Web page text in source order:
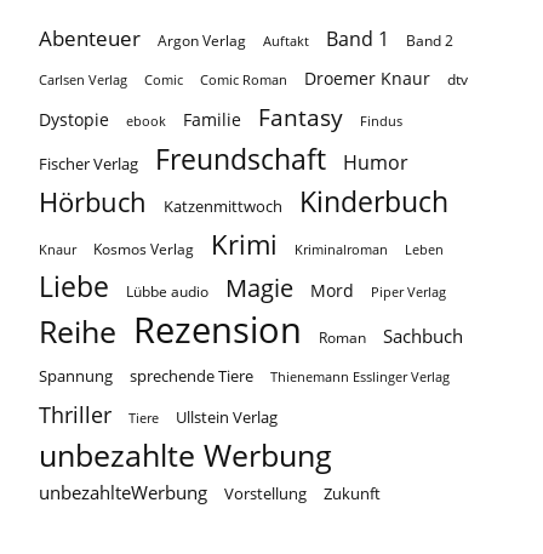
Abenteuer Argon Verlag Auftakt Band 1 Band 2
Carlsen Verlag Comic Comic Roman Droemer Knaur dtv
Dystopie ebook Familie Fantasy Findus
Fischer Verlag Freundschaft Humor
Hörbuch Katzenmittwoch Kinderbuch
Knaur Kosmos Verlag Krimi Kriminalroman Leben
Liebe Lübbe audio Magie Mord Piper Verlag
Reihe Rezension Roman Sachbuch
Spannung sprechende Tiere Thienemann Esslinger Verlag
Thriller Tiere Ullstein Verlag
unbezahlte Werbung
unbezahlteWerbung Vorstellung Zukunft